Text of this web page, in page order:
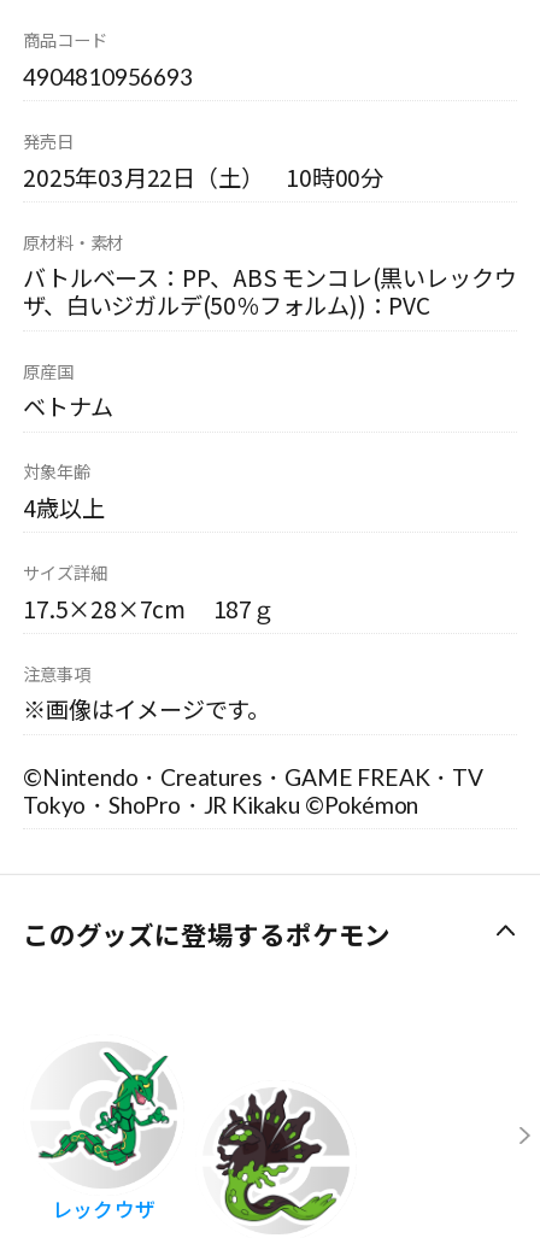
商品コード
4904810956693
発売日
2025年03月22日（土） 10時00分
原材料・素材
バトルベース：PP、ABS モンコレ(黒いレックウ
ザ、白いジガルデ(50％フォルム))：PVC
原産国
ベトナム
対象年齢
4歳以上
サイズ詳細
17.5×28×7cm 187ｇ
注意事項
※画像はイメージです。
©Nintendo・Creatures・GAME FREAK・TV
Tokyo・ShoPro・JR Kikaku ©Pokémon
このグッズに登場するポケモン
レックウザ